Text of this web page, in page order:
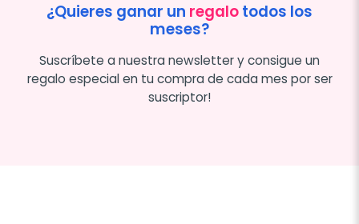
¿Quieres ganar un regalotodos los
meses?
Suscríbete a nuestra newsletter y consigue un
regalo especial en tu compra de cada mes por ser
suscriptor!